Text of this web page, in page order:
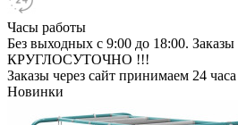
Часы работы
Без выходных с 9:00 до 18:00.
КРУГЛОСУТОЧНО !!!
Заказы через сайт принимаем 24 часа
Новинки